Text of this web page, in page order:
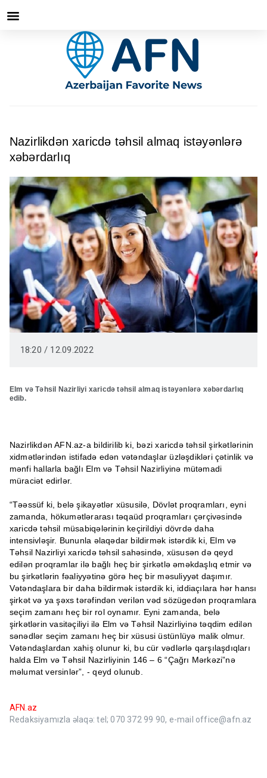
Nazirlikdən xaricdə təhsil almaq istəyənlərə
xəbərdarlıq
18:20 / 12.09.2022
Elm və Təhsil Nazirliyi xaricdə təhsil almaq istəyənlərə xəbərdarlıq
edib.
Nazirlikdən AFN.az-a bildirilib ki, bəzi xaricdə təhsil şirkətlərinin
xidmətlərindən istifadə edən vətəndaşlar üzləşdikləri çətinlik və
mənfi hallarla bağlı Elm və Təhsil Nazirliyinə mütəmadi
müraciət edirlər.
“Təəssüf ki, belə şikayətlər xüsusilə, Dövlət proqramları, eyni
zamanda, hökumətlərarası təqaüd proqramları çərçivəsində
xaricdə təhsil müsabiqələrinin keçirildiyi dövrdə daha
intensivləşir. Bununla əlaqədar bildirmək istərdik ki, Elm və
Təhsil Nazirliyi xaricdə təhsil sahəsində, xüsusən də qeyd
edilən proqramlar ilə bağlı heç bir şirkətlə əməkdaşlıq etmir və
bu şirkətlərin fəaliyyətinə görə heç bir məsuliyyət daşımır.
Vətəndaşlara bir daha bildirmək istərdik ki, iddiaçılara hər hansı
şirkət və ya şəxs tərəfindən verilən vəd sözügedən proqramlara
seçim zamanı heç bir rol oynamır. Eyni zamanda, belə
şirkətlərin vasitəçiliyi ilə Elm və Təhsil Nazirliyinə təqdim edilən
sənədlər seçim zamanı heç bir xüsusi üstünlüyə malik olmur.
Vətəndaşlardan xahiş olunur ki, bu cür vədlərlə qarşılaşdıqları
halda Elm və Təhsil Nazirliyinin 146 – 6 “Çağrı Mərkəzi”nə
məlumat versinlər”, - qeyd olunub.
AFN.az
Redaksiyamızla əlaqə: tel; 070 372 99 90, e-mail office@afn.az